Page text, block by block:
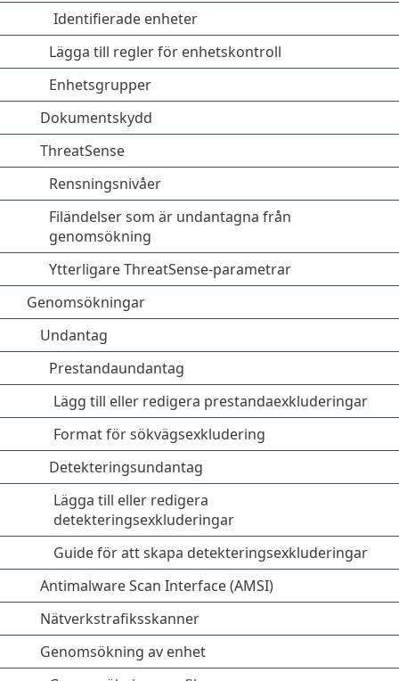
Identifierade enheter
Lägga till regler för enhetskontroll
Enhetsgrupper
Dokumentskydd
ThreatSense
Rensningsnivåer
Filändelser som är undantagna från
genomsökning
Ytterligare ThreatSense-parametrar
Genomsökningar
Undantag
Prestandaundantag
Lägg till eller redigera prestandaexkluderingar
Format för sökvägsexkludering
Detekteringsundantag
Lägga till eller redigera
detekteringsexkluderingar
Guide för att skapa detekteringsexkluderingar
Antimalware Scan Interface (AMSI)
Nätverkstrafiksskanner
Genomsökning av enhet